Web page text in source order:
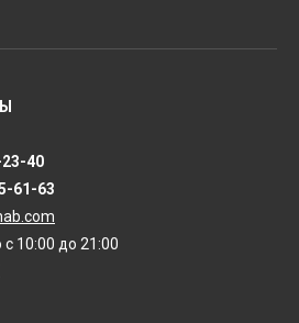
23-40
61-63
10:00 до 21:00